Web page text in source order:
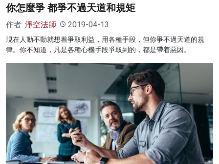
你怎麼爭 都爭不過天道和規矩
作者: 淨空法師 2019-04-13
現在人動不動就想着爭取利益，用各種手段，但你爭不過天道的規
律。你不知道，凡是各種心機手段爭取到的，都是帶着惡因。